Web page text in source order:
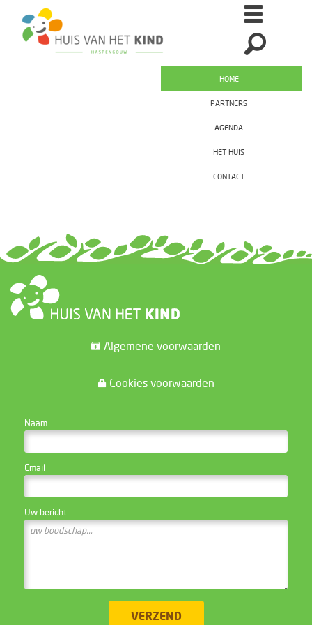
HOME
PARTNERS
AGENDA
HET HUIS
CONTACT
Algemene voorwaarden
Cookies voorwaarden
Naam
Email
Uw bericht
VERZEND